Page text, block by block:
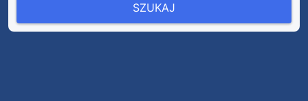
SZUKAJ